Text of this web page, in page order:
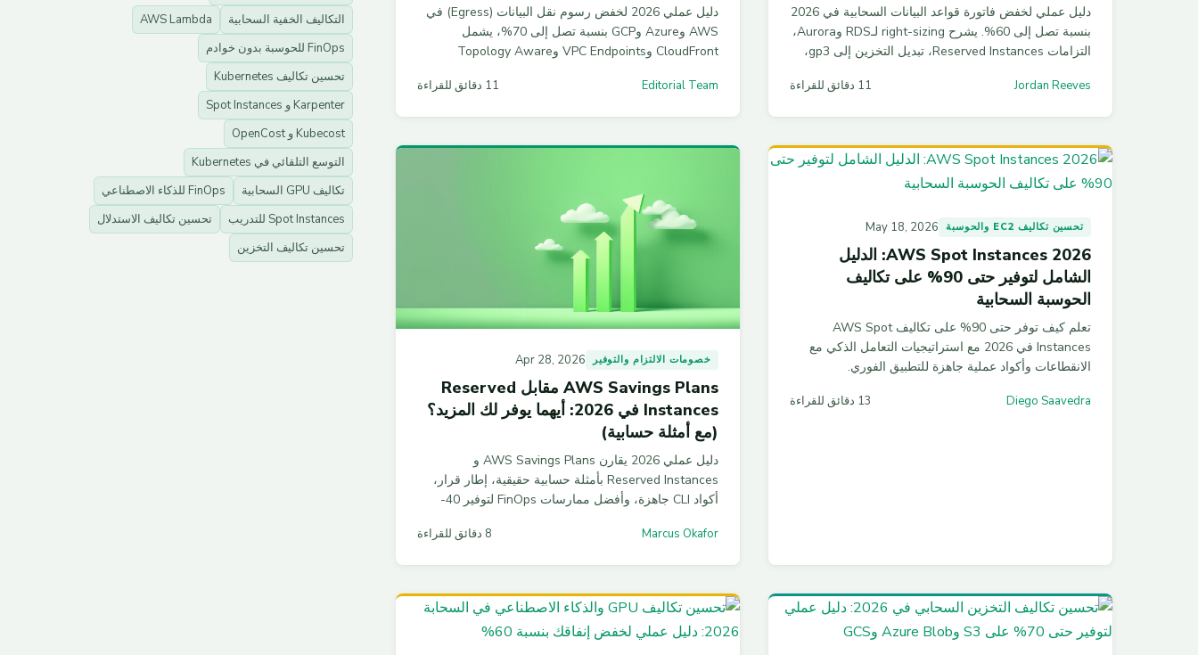
دليل عملي لخفض فاتورة قواعد البيانات السحابية في 2026
بنسبة تصل إلى 60%. يشرح right-sizing لـRDS وAurora،
التزامات Reserved Instances، تبديل التخزين إلى gp3،
جاهزة من خبرة عملية مع أكثر من 30 شركة.
Jordan Reeves 11 دقائق للقراءة
دليل عملي 2026 لخفض رسوم نقل البيانات (Egress) في
AWS وAzure وGCP بنسبة تصل إلى 70%، يشمل
CloudFront وVPC Endpoints وTopology Aware
Editorial Team 11 دقائق للقراءة
تحسين تكاليف EC2 والحوسبة May 18, 2026
AWS Spot Instances 2026: الدليل
الشامل لتوفير حتى 90% على تكاليف
الحوسبة السحابية
تعلم كيف توفر حتى 90% على تكاليف AWS Spot
Instances في 2026 مع استراتيجيات التعامل الذكي مع
الانقطاعات وأكواد عملية جاهزة للتطبيق الفوري.
Diego Saavedra 13 دقائق للقراءة
خصومات الالتزام والتوفير Apr 28, 2026
AWS Savings Plans مقابل Reserved
Instances في 2026: أيهما يوفر لك المزيد؟
(مع أمثلة حسابية)
دليل عملي 2026 يقارن AWS Savings Plans و
Reserved Instances بأمثلة حسابية حقيقية، إطار قرار،
أكواد CLI جاهزة، وأفضل ممارسات FinOps لتوفير 40-
Marcus Okafor 8 دقائق للقراءة
التكاليف الخفية السحابية
AWS Lambda
FinOps للحوسبة بدون خوادم
تحسين تكاليف Kubernetes
Karpenter و Spot Instances
Kubecost و OpenCost
التوسع التلقائي في Kubernetes
تكاليف GPU السحابية
FinOps للذكاء الاصطناعي
Spot Instances للتدريب
تحسين تكاليف الاستدلال
تحسين تكاليف التخزين